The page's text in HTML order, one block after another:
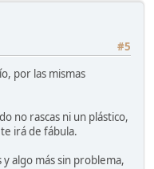
#5
por las mismas
no rascas ni un plástico,
irá de fábula.
algo más sin problema,